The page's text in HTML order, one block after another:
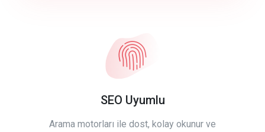
SEO Uyumlu
Arama motorları ile dost, kolay okunur ve